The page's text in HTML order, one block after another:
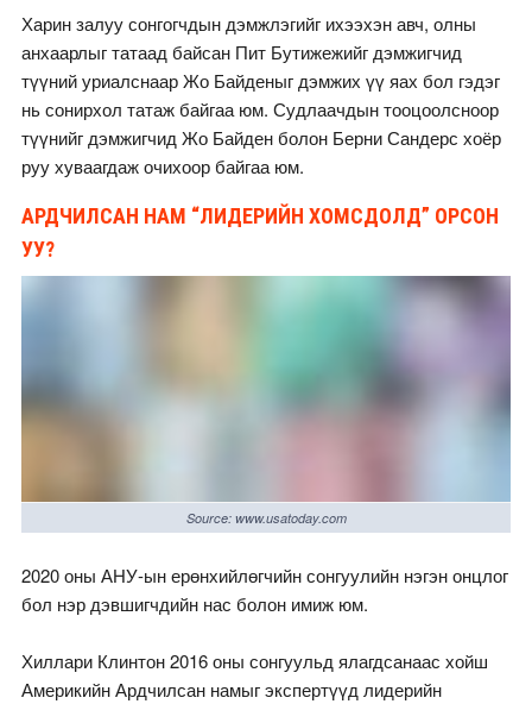
Харин залуу сонгогчдын дэмжлэгийг ихээхэн авч, олны
анхаарлыг татаад байсан Пит Бутижежийг дэмжигчид
түүний уриалснаар Жо Байденыг дэмжих үү яах бол гэдэг
нь сонирхол татаж байгаа юм. Судлаачдын тооцоолсноор
түүнийг дэмжигчид Жо Байден болон Берни Сандерс хоёр
руу хуваагдаж очихоор байгаа юм.
АРДЧИЛСАН НАМ “ЛИДЕРИЙН ХОМСДОЛД” ОРСОН
УУ?
Source: www.usatoday.com
2020 оны АНУ-ын ерөнхийлөгчийн сонгуулийн нэгэн онцлог
бол нэр дэвшигчдийн нас болон имиж юм.
Хиллари Клинтон 2016 оны сонгуульд ялагдсанаас хойш
Америкийн Ардчилсан намыг экспертүүд лидерийн